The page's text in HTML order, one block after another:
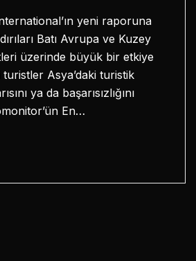
yeni raporuna
Batı Avrupa ve Kuzey
üzerinde büyük bir etkiye
Asya’daki turistik
ya da başarısızlığını
En…